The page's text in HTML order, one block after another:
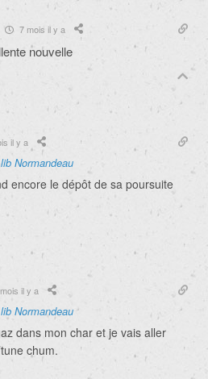
7 mois il y a
nouvelle
il y a
Normandeau
encore le dépôt de sa poursuite
il y a
Normandeau
dans mon char et je vais aller
chum.